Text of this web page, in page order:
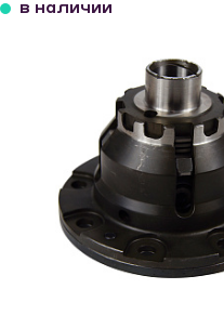
в наличии